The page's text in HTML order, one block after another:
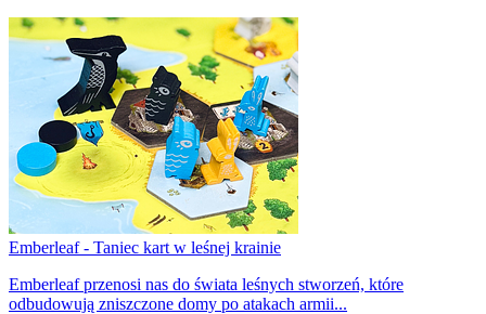
Emberleaf - Taniec kart w leśnej krainie
Emberleaf przenosi nas do świata leśnych stworzeń, które
odbudowują zniszczone domy po atakach armii...